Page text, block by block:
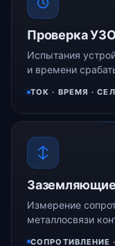
Проверка
Испытания
и времени
ТОК · ВРЕМЯ ·
Измерение
металлосвязи
СОПРОТИВЛЕНИЕ